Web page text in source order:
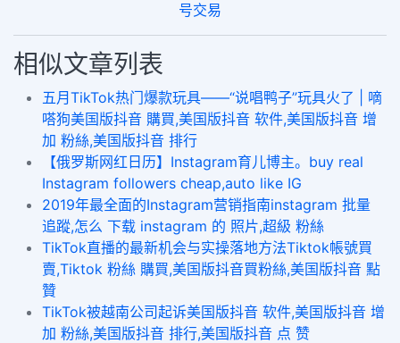
号交易
相似文章列表
五月TikTok热门爆款玩具——“说唱鸭子”玩具火了 | 嘀
嗒狗美国版抖音 購買,美国版抖音 软件,美国版抖音 增
加 粉絲,美国版抖音 排行
【俄罗斯网红日历】Instagram育儿博主。buy real
Instagram followers cheap,auto like IG
2019年最全面的Instagram营销指南instagram 批量
追蹤,怎么 下载 instagram 的 照片,超級 粉絲
TikTok直播的最新机会与实操落地方法Tiktok帳號買
賣,Tiktok 粉絲 購買,美国版抖音買粉絲,美国版抖音 點
贊
TikTok被越南公司起诉美国版抖音 软件,美国版抖音 增
加 粉絲,美国版抖音 排行,美国版抖音 点 赞